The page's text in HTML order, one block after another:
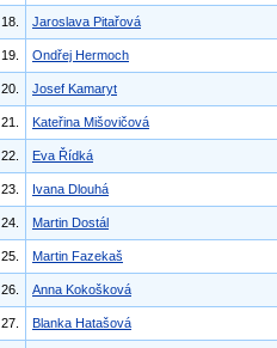
18. Jaroslava Pitařová
19. Ondřej Hermoch
20. Josef Kamaryt
21. Kateřina Mišovičová
22. Eva Řídká
23. Ivana Dlouhá
24. Martin Dostál
25. Martin Fazekaš
26. Anna Kokošková
27. Blanka Hatašová